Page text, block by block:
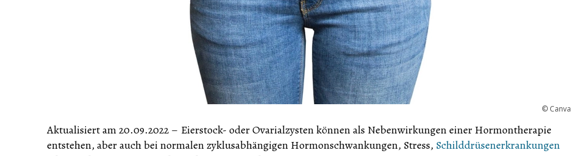
© Canva
Aktualisiert am 20.09.2022 – Eierstock- oder Ovarialzysten können als Nebenwirkungen einer Hormontherapie
entstehen, aber auch bei normalen zyklusabhängigen Hormonschwankungen, Stress, Schilddrüsenerkrankungen